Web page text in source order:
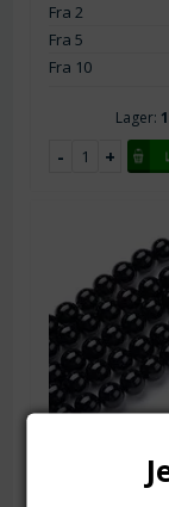
Fra 2
Fra 5
Fra 10
Lager:
Blank sort. 4
A